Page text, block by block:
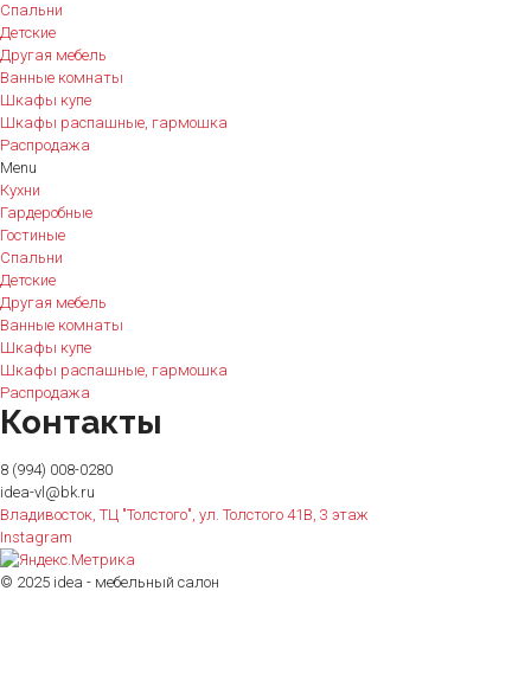
Спальни
Детские
Другая мебель
Ванные комнаты
Шкафы купе
Шкафы распашные, гармошка
Распродажа
Menu
Кухни
Гардеробные
Гостиные
Спальни
Детские
Другая мебель
Ванные комнаты
Шкафы купе
Шкафы распашные, гармошка
Распродажа
Контакты
8 (994) 008-0280
idea-vl@bk.ru
Владивосток, ТЦ "Толстого", ул. Толстого 41В, 3 этаж
Instagram
© 2025 idea - мебельный салон